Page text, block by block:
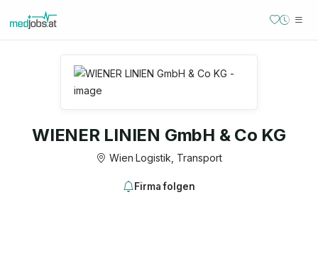
WIENER LINIEN GmbH & Co KG
Wien·Logistik, Transport
Firma folgen